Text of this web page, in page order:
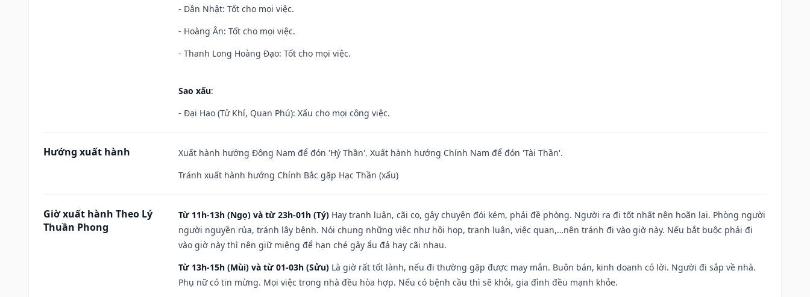
- Dân Nhật: Tốt cho mọi việc.
- Hoàng Ân: Tốt cho mọi việc.
- Thanh Long Hoàng Đạo: Tốt cho mọi việc.
Sao xấu:
- Đại Hao (Tử Khí, Quan Phú): Xấu cho mọi công việc.
Hướng xuất hành
Xuất hành hướng Đông Nam để đón 'Hỷ Thần'. Xuất hành hướng Chính Nam để đón 'Tài Thần'.
Tránh xuất hành hướng Chính Bắc gặp Hạc Thần (xấu)
Giờ xuất hành Theo Lý
Thuần Phong
Từ 11h-13h (Ngọ) và từ 23h-01h (Tý) Hay tranh luận, cãi cọ, gây chuyện đói kém, phải đề phòng. Người ra đi tốt nhất nên hoãn lại. Phòng người
người nguyền rủa, tránh lây bệnh. Nói chung những việc như hội họp, tranh luận, việc quan,…nên tránh đi vào giờ này. Nếu bắt buộc phải đi
vào giờ này thì nên giữ miệng để hạn ché gây ẩu đả hay cãi nhau.
Từ 13h-15h (Mùi) và từ 01-03h (Sửu) Là giờ rất tốt lành, nếu đi thường gặp được may mắn. Buôn bán, kinh doanh có lời. Người đi sắp về nhà.
Phụ nữ có tin mừng. Mọi việc trong nhà đều hòa hợp. Nếu có bệnh cầu thì sẽ khỏi, gia đình đều mạnh khỏe.